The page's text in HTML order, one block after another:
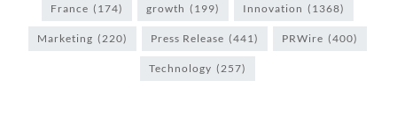
France (174) growth (199) Innovation (1368)
Marketing (220) Press Release (441) PRWire (400)
Technology (257)